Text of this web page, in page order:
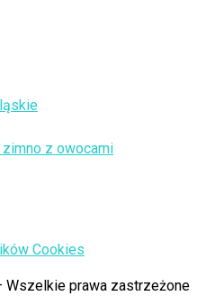
zimno z owocami
Cookies
Wszelkie prawa zastrzeżone